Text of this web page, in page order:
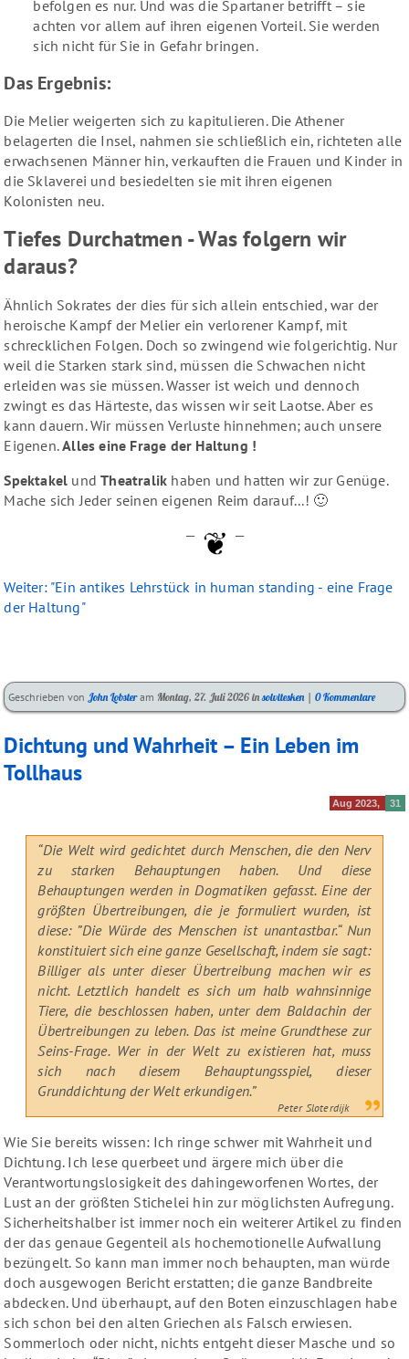
befolgen es nur. Und was die Spartaner betrifft – sie
achten vor allem auf ihren eigenen Vorteil. Sie werden
sich nicht für Sie in Gefahr bringen.
Das Ergebnis:
Die Melier weigerten sich zu kapitulieren. Die Athener
belagerten die Insel, nahmen sie schließlich ein, richteten alle
erwachsenen Männer hin, verkauften die Frauen und Kinder in
die Sklaverei und besiedelten sie mit ihren eigenen
Kolonisten neu.
Tiefes Durchatmen - Was folgern wir
daraus?
Ähnlich Sokrates der dies für sich allein entschied, war der
heroische Kampf der Melier ein verlorener Kampf, mit
schrecklichen Folgen. Doch so zwingend wie folgerichtig. Nur
weil die Starken stark sind, müssen die Schwachen nicht
erleiden was sie müssen. Wasser ist weich und dennoch
zwingt es das Härteste, das wissen wir seit Laotse. Aber es
kann dauern. Wir müssen Verluste hinnehmen; auch unsere
Eigenen.Alles eine Frage der Haltung !
Spektakel undTheatralik haben und hatten wir zur Genüge.
Mache sich Jeder seinen eigenen Reim darauf...! 🙂
—
—
Weiter: "Ein antikes Lehrstück in human standing - eine Frage
der Haltung"
Geschrieben von John Lobsteram Montag, 27. Juli 2026 inKategorien:
solvitesken |0 Kommentare
Dichtung und Wahrheit – Ein Leben im
Tollhaus
Aug 2023 31
“Die Welt wird gedichtet durch Menschen, die den Nerv
zu starken Behauptungen haben. Und diese
Behauptungen werden in Dogmatiken gefasst. Eine der
größten Übertreibungen, die je formuliert wurden, ist
diese: ”Die Würde des Menschen ist unantastbar.“ Nun
konstituiert sich eine ganze Gesellschaft, indem sie sagt:
Billiger als unter dieser Übertreibung machen wir es
nicht. Letztlich handelt es sich um halb wahnsinnige
Tiere, die beschlossen haben, unter dem Baldachin der
Übertreibungen zu leben. Das ist meine Grundthese zur
Seins-Frage. Wer in der Welt zu existieren hat, muss
sich nach diesem Behauptungsspiel, dieser
Grunddichtung der Welt erkundigen.”
Peter Sloterdijk
Wie Sie bereits wissen: Ich ringe schwer mit Wahrheit und
Dichtung. Ich lese querbeet und ärgere mich über die
Verantwortungslosigkeit des dahingeworfenen Wortes, der
Lust an der größten Stichelei hin zur möglichsten Aufregung.
Sicherheitshalber ist immer noch ein weiterer Artikel zu finden
der das genaue Gegenteil als hochemotionelle Aufwallung
bezüngelt. So kann man immer noch behaupten, man würde
doch ausgewogen Bericht erstatten; die ganze Bandbreite
abdecken. Und überhaupt, auf den Boten einzuschlagen habe
sich schon bei den alten Griechen als Falsch erwiesen.
Sommerloch oder nicht, nichts entgeht dieser Masche und so